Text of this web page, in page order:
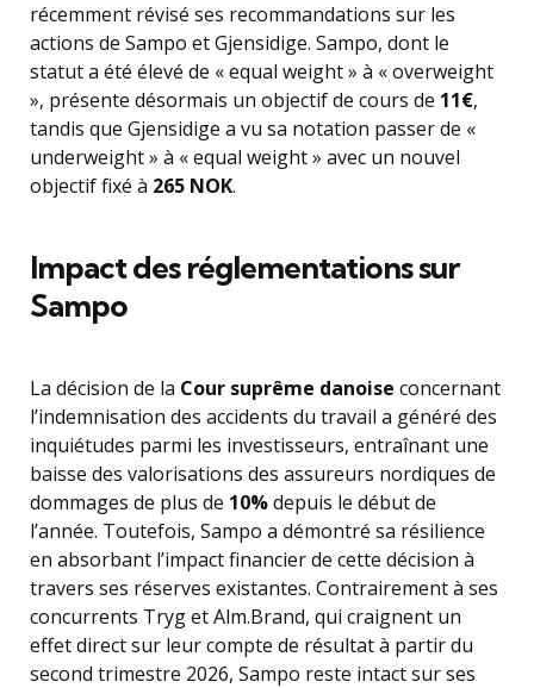
récemment révisé ses recommandations sur les
actions de Sampo et Gjensidige. Sampo, dont le
statut a été élevé de « equal weight » à « overweight
», présente désormais un objectif de cours de 11€,
tandis que Gjensidige a vu sa notation passer de «
underweight » à « equal weight » avec un nouvel
objectif fixé à 265 NOK.
Impact des réglementations sur
Sampo
La décision de la Cour suprême danoise concernant
l’indemnisation des accidents du travail a généré des
inquiétudes parmi les investisseurs, entraînant une
baisse des valorisations des assureurs nordiques de
dommages de plus de 10%depuis le début de
l’année. Toutefois, Sampo a démontré sa résilience
en absorbant l’impact financier de cette décision à
travers ses réserves existantes. Contrairement à ses
concurrents Tryg et Alm.Brand, qui craignent un
effet direct sur leur compte de résultat à partir du
second trimestre 2026, Sampo reste intact sur ses